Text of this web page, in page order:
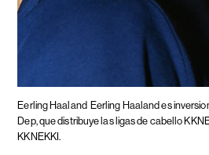
Eerling Haaland Eerling Haaland es
Dep, que distribuye las ligas de cabello
KKNEKKI.